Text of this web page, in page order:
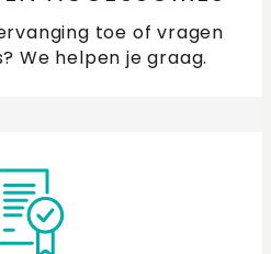
toe of vragen
We helpen je graag.